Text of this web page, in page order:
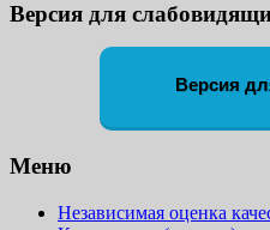
Версия для
Версия
Меню
Независимая оценка